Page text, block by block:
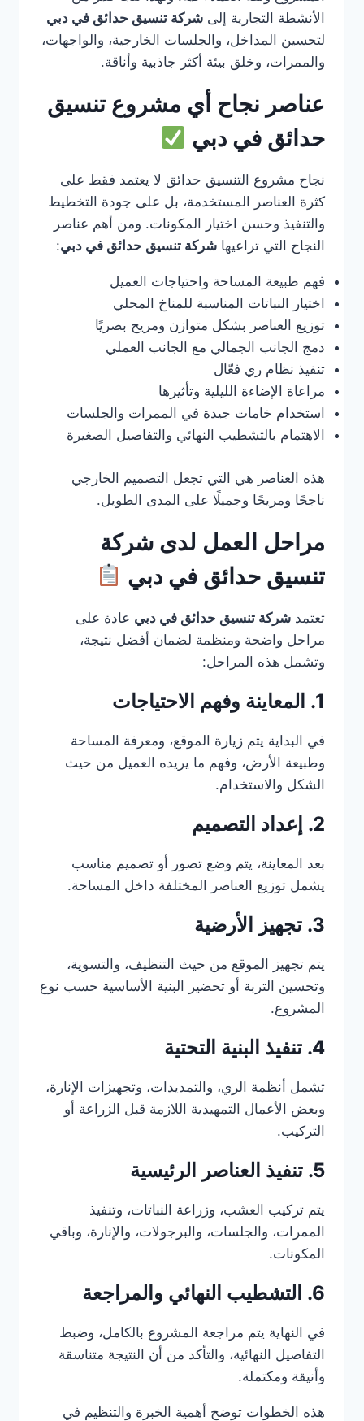
الأنشطة التجارية إلى شركة تنسيق حدائق في دبي
لتحسين المداخل، والجلسات الخارجية، والواجهات،
والممرات، وخلق بيئة أكثر جاذبية وأناقة.
عناصر نجاح أي مشروع تنسيق
حدائق في دبي
نجاح مشروع التنسيق حدائق لا يعتمد فقط على
كثرة العناصر المستخدمة، بل على جودة التخطيط
والتنفيذ وحسن اختيار المكونات. ومن أهم عناصر
النجاح التي تراعيها شركة تنسيق حدائق في دبي:
فهم طبيعة المساحة واحتياجات العميل
اختيار النباتات المناسبة للمناخ المحلي
توزيع العناصر بشكل متوازن ومريح بصريًا
دمج الجانب الجمالي مع الجانب العملي
تنفيذ نظام ري فعّال
مراعاة الإضاءة الليلية وتأثيرها
استخدام خامات جيدة في الممرات والجلسات
الاهتمام بالتشطيب النهائي والتفاصيل الصغيرة
هذه العناصر هي التي تجعل التصميم الخارجي
ناجحًا ومريحًا وجميلًا على المدى الطويل.
مراحل العمل لدى شركة
تنسيق حدائق في دبي
تعتمد شركة تنسيق حدائق في دبي عادة على
مراحل واضحة ومنظمة لضمان أفضل نتيجة،
وتشمل هذه المراحل:
1. المعاينة وفهم الاحتياجات
في البداية يتم زيارة الموقع، ومعرفة المساحة
وطبيعة الأرض، وفهم ما يريده العميل من حيث
الشكل والاستخدام.
2. إعداد التصميم
بعد المعاينة، يتم وضع تصور أو تصميم مناسب
يشمل توزيع العناصر المختلفة داخل المساحة.
3. تجهيز الأرضية
يتم تجهيز الموقع من حيث التنظيف، والتسوية،
وتحسين التربة أو تحضير البنية الأساسية حسب نوع
المشروع.
4. تنفيذ البنية التحتية
تشمل أنظمة الري، والتمديدات، وتجهيزات الإنارة،
وبعض الأعمال التمهيدية اللازمة قبل الزراعة أو
التركيب.
5. تنفيذ العناصر الرئيسية
يتم تركيب العشب، وزراعة النباتات، وتنفيذ
الممرات، والجلسات، والبرجولات، والإنارة، وباقي
المكونات.
6. التشطيب النهائي والمراجعة
في النهاية يتم مراجعة المشروع بالكامل، وضبط
التفاصيل النهائية، والتأكد من أن النتيجة متناسقة
وأنيقة ومكتملة.
هذه الخطوات توضح أهمية الخبرة والتنظيم في